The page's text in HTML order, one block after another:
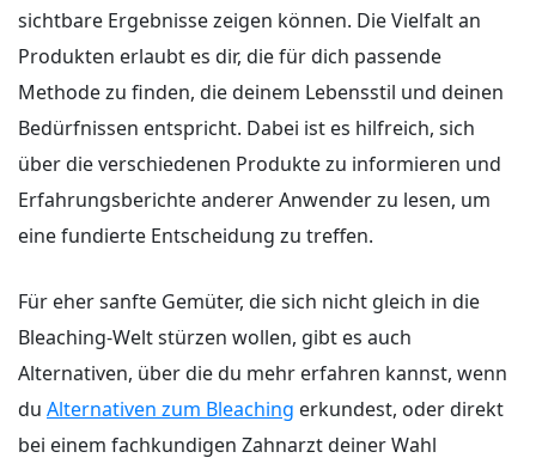
sichtbare Ergebnisse zeigen können. Die Vielfalt an
Produkten erlaubt es dir, die für dich passende
Methode zu finden, die deinem Lebensstil und deinen
Bedürfnissen entspricht. Dabei ist es hilfreich, sich
über die verschiedenen Produkte zu informieren und
Erfahrungsberichte anderer Anwender zu lesen, um
eine fundierte Entscheidung zu treffen.
Für eher sanfte Gemüter, die sich nicht gleich in die
Bleaching-Welt stürzen wollen, gibt es auch
Alternativen, über die du mehr erfahren kannst, wenn
du Alternativen zum Bleaching erkundest, oder direkt
bei einem fachkundigen Zahnarzt deiner Wahl